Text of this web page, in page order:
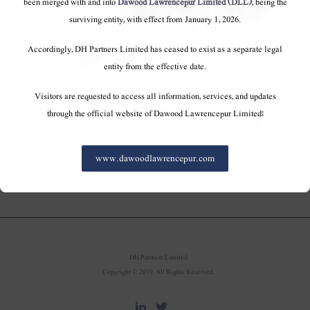
surviving entity, with effect from January 1, 2026.
Accordingly, DH Partners Limited has ceased to exist as a separate legal
entity from the effective date.
Visitors are requested to access all information, services, and updates
through the official website of Dawood Lawrencepur Limited:
www.dawoodlawrencepur.com
مسٹر اکرم درانی ، ڈیوڈ ہرکولیس کارپوریشن لمیٹڈ کے
ایچ فرٹیلائزرز لمیٹڈ کے چیف ایگزیکٹو آفیسر مقرر ہوئے ہیں۔
یکم ستمبر ، ۲۰۱۲ بطور ایگزیکٹو ڈائریکٹر ، لاہور
کی حیثیت سے اپنے نئے کردار میں زندگی بھر
DH Partners Limited
Copyright © 2019, All Rights Reserved.